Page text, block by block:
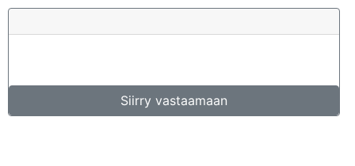
Siirry vastaamaan